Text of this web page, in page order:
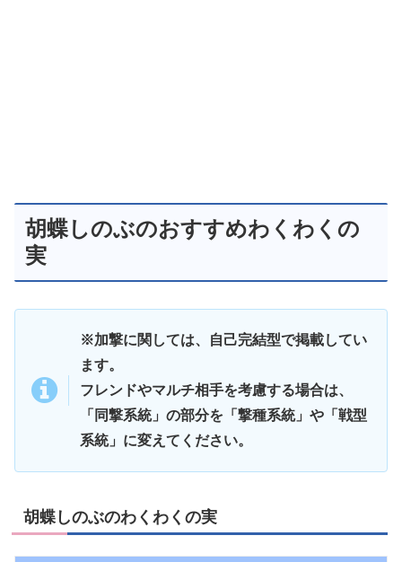
胡蝶しのぶのおすすめわくわくの
実
※加撃に関しては、自己完結型で掲載してい
ます。
フレンドやマルチ相手を考慮する場合は、
「同撃系統」の部分を「撃種系統」や「戦型
系統」に変えてください。
胡蝶しのぶのわくわくの実